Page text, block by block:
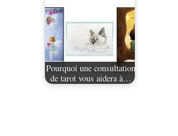
Pourquoi une consultation
de tarot vous aidera à…